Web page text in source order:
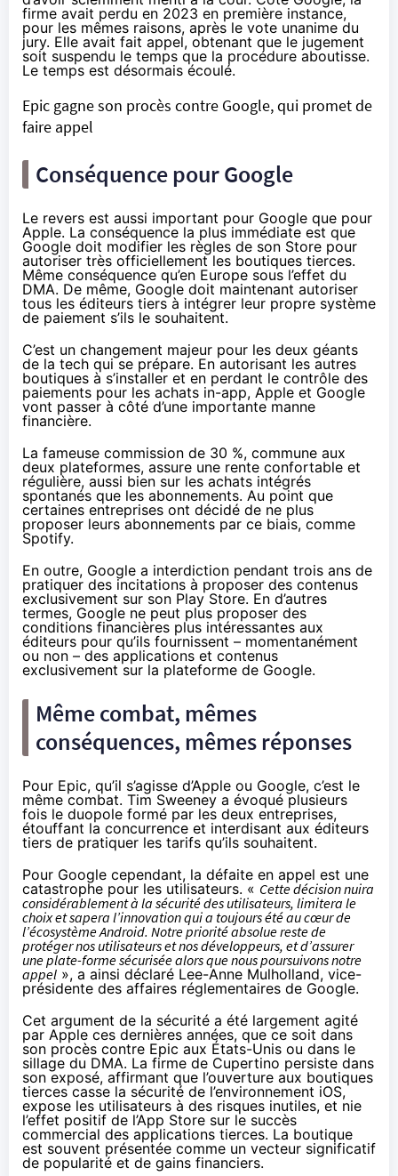
firme avait perdu en 2023 en première instance,
pour les mêmes raisons, après le vote unanime du
jury. Elle avait fait appel, obtenant que le jugement
soit suspendu le temps que la procédure aboutisse.
Le temps est désormais écoulé.
Epic gagne son procès contre Google, qui promet de
faire appel
Conséquence pour Google
Le revers est aussi important pour Google que pour
Apple. La conséquence la plus immédiate est que
Google doit modifier les règles de son Store pour
autoriser très officiellement les boutiques tierces.
Même conséquence qu’en Europe sous l’effet du
DMA. De même, Google doit maintenant autoriser
tous les éditeurs tiers à intégrer leur propre système
de paiement s’ils le souhaitent.
C’est un changement majeur pour les deux géants
de la tech qui se prépare. En autorisant les autres
boutiques à s’installer et en perdant le contrôle des
paiements pour les achats in-app, Apple et Google
vont passer à côté d’une importante manne
financière.
La fameuse commission de 30 %, commune aux
deux plateformes, assure une rente confortable et
régulière, aussi bien sur les achats intégrés
spontanés que les abonnements. Au point que
certaines entreprises ont décidé de ne plus
proposer leurs abonnements par ce biais, comme
Spotify.
En outre, Google a interdiction pendant trois ans de
pratiquer des incitations à proposer des contenus
exclusivement sur son Play Store. En d’autres
termes, Google ne peut plus proposer des
conditions financières plus intéressantes aux
éditeurs pour qu’ils fournissent – momentanément
ou non – des applications et contenus
exclusivement sur la plateforme de Google.
Même combat, mêmes
conséquences, mêmes réponses
Pour Epic, qu’il s’agisse d’Apple ou Google, c’est le
même combat. Tim Sweeney a évoqué plusieurs
fois le duopole formé par les deux entreprises,
étouffant la concurrence et interdisant aux éditeurs
tiers de pratiquer les tarifs qu’ils souhaitent.
Pour Google cependant, la défaite en appel est une
catastrophe pour les utilisateurs. « Cette décision nuira
considérablement à la sécurité des utilisateurs, limitera le
choix et sapera l’innovation qui a toujours été au cœur de
l’écosystème Android. Notre priorité absolue reste de
protéger nos utilisateurs et nos développeurs, et d’assurer
une plate-forme sécurisée alors que nous poursuivons notre
appel », a ainsi déclaré Lee-Anne Mulholland, vice-
présidente des affaires réglementaires de Google.
Cet argument de la sécurité a été largement agité
par Apple ces dernières années, que ce soit dans
son procès contre Epic aux États-Unis ou dans le
sillage du DMA. La firme de Cupertino persiste dans
son exposé, affirmant que l’ouverture aux boutiques
tierces casse la sécurité de l’environnement iOS,
expose les utilisateurs à des risques inutiles, et nie
l’effet positif de l’App Store sur le succès
commercial des applications tierces. La boutique
est souvent présentée comme un vecteur significatif
de popularité et de gains financiers.